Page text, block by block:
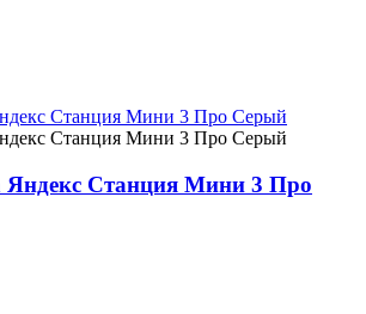
Яндекс Станция Мини 3 Про